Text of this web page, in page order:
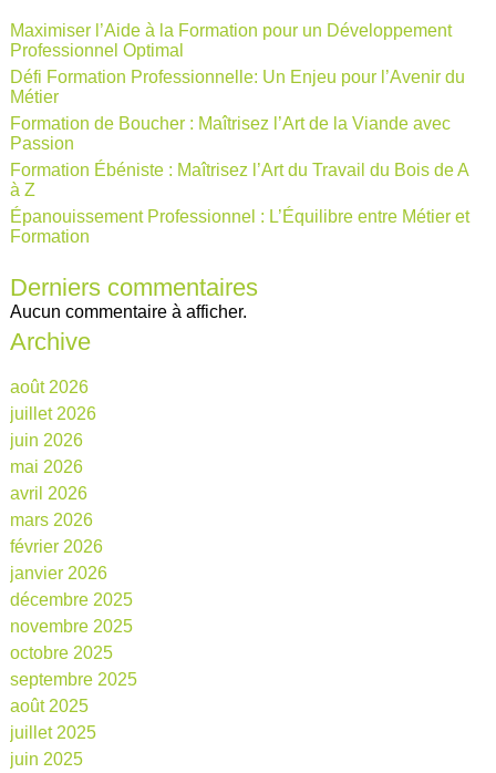
Maximiser l’Aide à la Formation pour un Développement
Professionnel Optimal
Défi Formation Professionnelle: Un Enjeu pour l’Avenir du
Métier
Formation de Boucher : Maîtrisez l’Art de la Viande avec
Passion
Formation Ébéniste : Maîtrisez l’Art du Travail du Bois de A
à Z
Épanouissement Professionnel : L’Équilibre entre Métier et
Formation
Derniers commentaires
Aucun commentaire à afficher.
Archive
août 2026
juillet 2026
juin 2026
mai 2026
avril 2026
mars 2026
février 2026
janvier 2026
décembre 2025
novembre 2025
octobre 2025
septembre 2025
août 2025
juillet 2025
juin 2025